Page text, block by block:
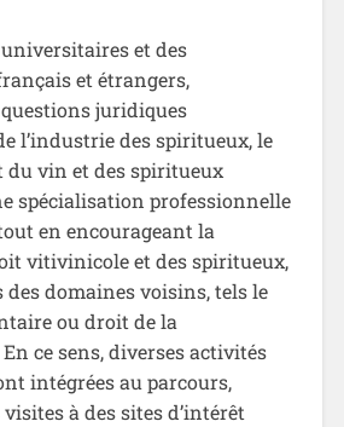
et des
et étrangers,
juridiques
l’industrie des spiritueux, le
du vin et des spiritueux
spécialisation professionnelle
en encourageant la
vitivinicole et des spiritueux,
domaines voisins, tels le
ou droit de la
ce sens, diverses activités
intégrées au parcours,
à des sites d’intérêt